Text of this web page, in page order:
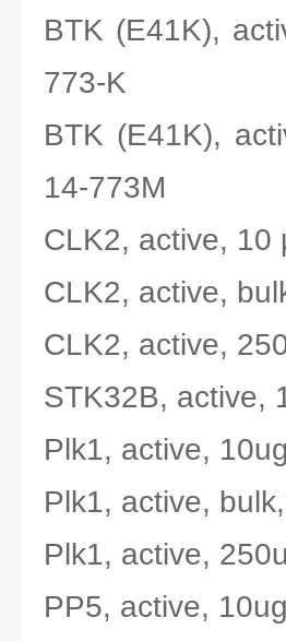
BTK (E41K),
773-K
BTK (E41K),
14-773M
CLK2, active, 10
CLK2, active,
CLK2, active,
STK32B, active,
Plk1, active,
Plk1, active,
Plk1, active,
PP5, active,